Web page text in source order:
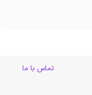
تماس با ما